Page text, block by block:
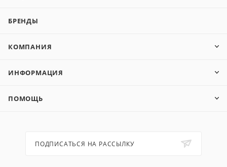
БРЕНДЫ
КОМПАНИЯ
ИНФОРМАЦИЯ
ПОМОЩЬ
ПОДПИСАТЬСЯ НА РАССЫЛКУ